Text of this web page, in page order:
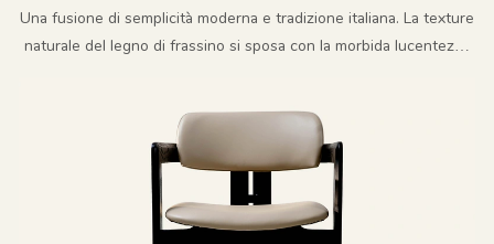
Una fusione di semplicità moderna e tradizione italiana. La texture
naturale del legno di frassino si sposa con la morbida lucentezza